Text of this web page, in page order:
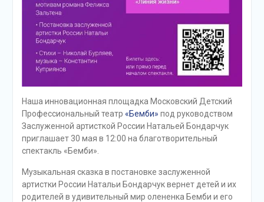
Наша инновационная площадка Московский Детский
Профессиональный театр «Бемби» под руководством
Заслуженной артисткой России Натальей Бондарчук
приглашает 30 мая в 12:00 на благотворительный
спектакль «Бемби».
Музыкальная сказка в постановке заслуженной
артистки России Натальи Бондарчук вернет детей и их
родителей в удивительный мир олененка Бемби и его